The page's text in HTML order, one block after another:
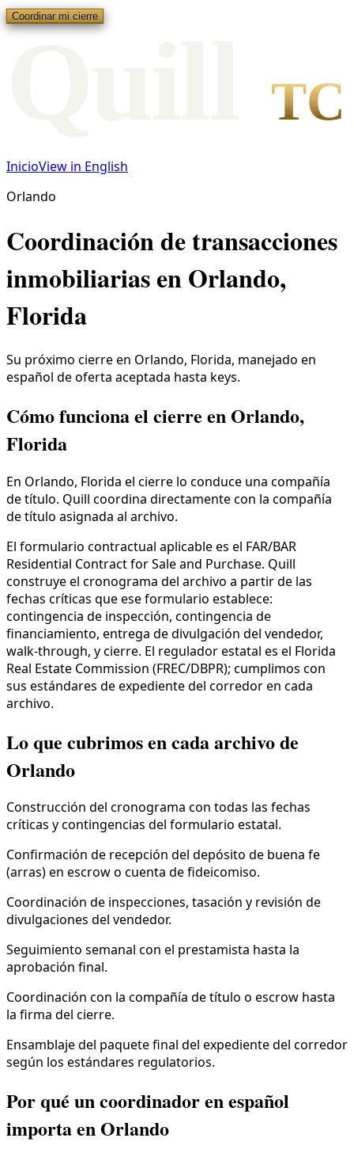
Coordinar mi cierre
TC
InicioView in English
Orlando
Coordinación de transacciones
inmobiliarias en Orlando,
Florida
Su próximo cierre en Orlando, Florida, manejado en
español de oferta aceptada hasta keys.
Cómo funciona el cierre en Orlando,
Florida
En Orlando, Florida el cierre lo conduce una compañía
de título. Quill coordina directamente con la compañía
de título asignada al archivo.
El formulario contractual aplicable es el FAR/BAR
Residential Contract for Sale and Purchase. Quill
construye el cronograma del archivo a partir de las
fechas críticas que ese formulario establece:
contingencia de inspección, contingencia de
financiamiento, entrega de divulgación del vendedor,
walk-through, y cierre. El regulador estatal es el Florida
Real Estate Commission (FREC/DBPR); cumplimos con
sus estándares de expediente del corredor en cada
archivo.
Lo que cubrimos en cada archivo de
Orlando
Construcción del cronograma con todas las fechas
críticas y contingencias del formulario estatal.
Confirmación de recepción del depósito de buena fe
(arras) en escrow o cuenta de fideicomiso.
Coordinación de inspecciones, tasación y revisión de
divulgaciones del vendedor.
Seguimiento semanal con el prestamista hasta la
aprobación final.
Coordinación con la compañía de título o escrow hasta
la firma del cierre.
Ensamblaje del paquete final del expediente del corredor
según los estándares regulatorios.
Por qué un coordinador en español
importa en Orlando